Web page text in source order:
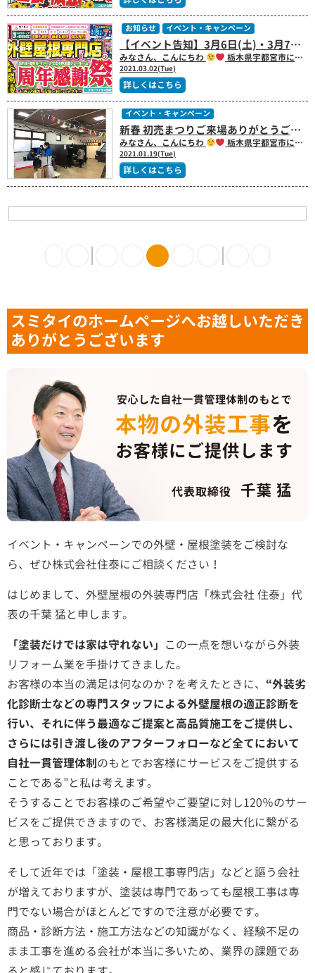
【イベント告知】3月6日(土)・3月7日(日) スミタイショールーム店
みなさん、こんにちわ 栃木県宇都宮市にある屋根塗装・外壁塗装・板金・瓦・外装専門のスミタイ（住泰）です!! 本日のブログ担当する中村です!! 最近、暖かい気温で過ごしやすく(^O^)気持ちがいいお天気が続いてますね。 もうすぐ春ですね
2021.03.02(Tue)
詳しくはこちら
お知らせ イベント・キャンペーン
新春 初売まつりご来場ありがとうございました!! ｜栃木県宇都宮市にある屋根塗装・外壁塗装・板金専門のスミタイ（住泰）
みなさん、こんにちわ 栃木県宇都宮市にある屋根塗装・外壁塗装・板金・瓦・外装専門のスミタイ（住泰）です!! この度は、新春初売まつりにご来場いただきましたお客様
2021.01.19(Tue)
詳しくはこちら
イベント・キャンペーン
スミタイのホームページへお越しいただき
ありがとうございます
イベント・キャンペーンでの外壁・屋根塗装をご検討な
ら、ぜひ株式会社住泰にご相談ください！
はじめまして、外壁屋根の外装専門店「株式会社 住泰」代
表の千葉 猛と申します。
「塗装だけでは家は守れない」 この一点を想いながら外装
リフォーム業を手掛けてきました。
お客様の本当の満足は何なのか？を考えたときに、 “外装劣
化診断士などの専門スタッフによる外壁屋根の適正診断を
行い、それに伴う最適なご提案と高品質施工をご提供し、
さらには引き渡し後のアフターフォローなど全てにおいて
自社一貫管理体制のもとでお客様にサービスをご提供する
ことである”と私は考えます。
そうすることでお客様のご希望やご要望に対し120％のサー
ビスをご提供できますので、お客様満足の最大化に繋がる
と思っております。
そして近年では「塗装・屋根工事専門店」などと謳う会社
が増えておりますが、塗装は専門であっても屋根工事は専
門でない場合がほとんどですので注意が必要です。
商品・診断方法・施工方法などの知識がなく、経験不足の
まま工事を進める会社が本当に多いため、業界の課題であ